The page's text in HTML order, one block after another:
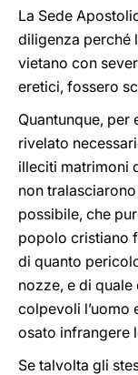
La Sede
diligenza perché
vietano con
eretici, fossero
Quantunque, per
rivelato
illeciti matrimoni
non
possibile, che
popolo cristiano
di quanto
nozze, e di
colpevoli l’uomo
osato infrangere
Se talvolta gli